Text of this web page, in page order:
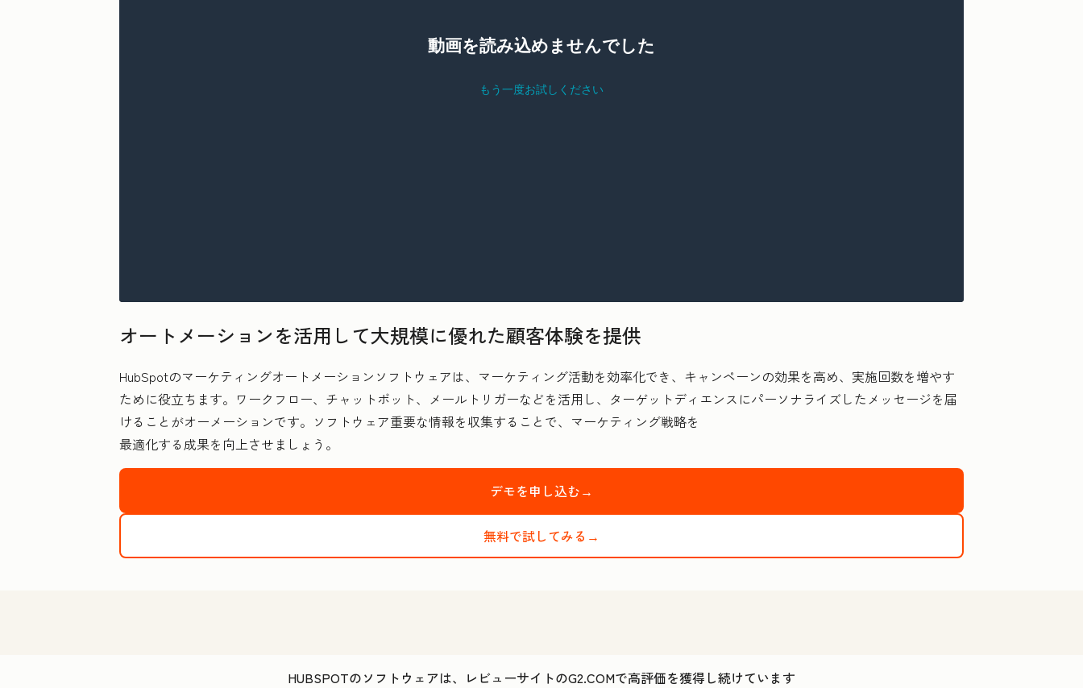
オートメーションを活用して大規模に優れた顧客体験を提供
HubSpotのマーケティングオートメーションソフトウェアは、マーケティング活動を効率化でき、キャンペーンの効果を高め、実施回数を増やす
ために役立ちます。ワークフロー、チャットボット、メールトリガーなどを活用し、ターゲットディエンスにパーソナライズしたメッセージを届
けることがオーメーションです。ソフトウェア重要な情報を収集することで、マーケティング戦略を
最適化する成果を向上させましょう。
デモを申し込む→
無料で試してみる→
HUBSPOTのソフトウェアは、レビューサイトのG2.COMで高評価を獲得し続けています